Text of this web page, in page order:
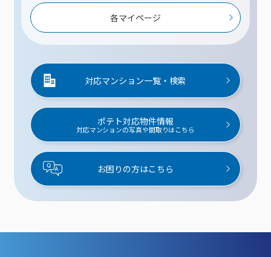
各マイページ
対応マンション一覧・検索
ポテト対応物件情報
対応マンションの写真や間取りはこちら
お困りの方はこちら